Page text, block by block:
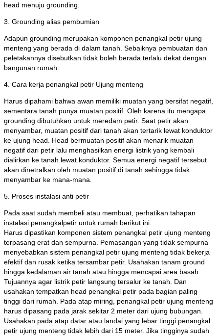
head menuju grounding.
3. Grounding alias pembumian
Adapun grounding merupakan komponen penangkal petir ujung
menteng yang berada di dalam tanah. Sebaiknya pembuatan dan
peletakannya disebutkan tidak boleh berada terlalu dekat dengan
bangunan rumah.
4. Cara kerja penangkal petir Ujung menteng
Harus dipahami bahwa awan memiliki muatan yang bersifat negatif,
sementara tanah punya muatan positif. Oleh karena itu mengapa
grounding dibutuhkan untuk meredam petir. Saat petir akan
menyambar, muatan positif dari tanah akan tertarik lewat konduktor
ke ujung head. Head bermuatan positif akan menarik muatan
negatif dari petir lalu menghasilkan energi listrik yang kembali
dialirkan ke tanah lewat konduktor. Semua energi negatif tersebut
akan dinetralkan oleh muatan positif di tanah sehingga tidak
menyambar ke mana-mana.
5. Proses instalasi anti petir
Pada saat sudah membeli atau membuat, perhatikan tahapan
instalasi penangkalpetir untuk rumah berikut ini:
Harus dipastikan komponen sistem penangkal petir ujung menteng
terpasang erat dan sempurna. Pemasangan yang tidak sempurna
menyebabkan sistem penangkal petir ujung menteng tidak bekerja
efektif dan rusak ketika tersambar petir. Usahakan tanam ground
hingga kedalaman air tanah atau hingga mencapai area basah.
Tujuannya agar listrik petir langsung tersalur ke tanah. Dan
usahakan tempatkan head penangkal petir pada bagian paling
tinggi dari rumah. Pada atap miring, penangkal petir ujung menteng
harus dipasang pada jarak sekitar 2 meter dari ujung bubungan.
Usahakan pada atap datar atau landai yang lebar tinggi penangkal
petir ujung menteng tidak lebih dari 15 meter. Jika tingginya sudah